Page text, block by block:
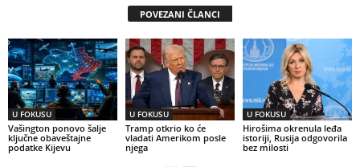
POVEZANI ČLANCI
U FOKUSU
Vašington ponovo šalje
ključne obaveštajne
podatke Kijevu
U FOKUSU
Tramp otkrio ko će
vladati Amerikom posle
njega
U FOKUSU
Hirošima okrenula leđa
istoriji, Rusija odgovorila
bez milosti